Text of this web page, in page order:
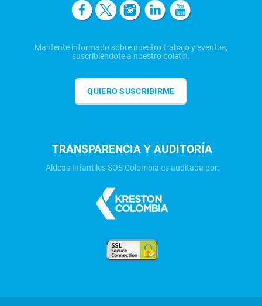
Mantente informado sobre nuestro trabajo y eventos,
suscribiéndote a nuestro boletín.
QUIERO SUSCRIBIRME
TRANSPARENCIA Y AUDITORÍA
Aldeas Infantiles SOS Colombia es auditada por: